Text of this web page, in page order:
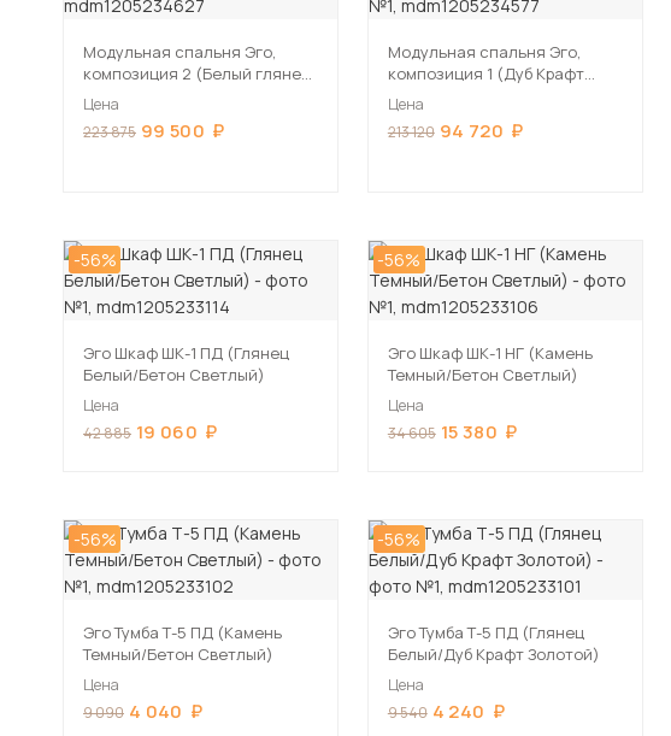
Модульная спальня Эго,
композиция 2 (Белый глянец/
Бетон Светлый)
Цена
223 875 99 500
Модульная спальня Эго,
композиция 1 (Дуб Крафт
золотой / Белый глянец)
Цена
213 120 94 720
-56%
Эго Шкаф ШК-1 ПД (Глянец
Белый/Бетон Светлый)
Цена
42 885 19 060
-56%
Эго Шкаф ШК-1 НГ (Камень
Темный/Бетон Светлый)
Цена
34 605 15 380
-56%
Эго Тумба Т-5 ПД (Камень
Темный/Бетон Светлый)
Цена
9 090 4 040
-56%
Эго Тумба Т-5 ПД (Глянец
Белый/Дуб Крафт Золотой)
Цена
9 540 4 240